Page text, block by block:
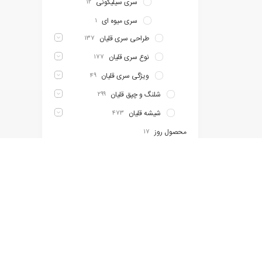
سری سیلیکونی ۱۲
سری میوه ای ۱
طراحی سری قلیان ۱۳۷
نوع سری قلیان ۱۷۷
ویژگی سری قلیان ۴۹
شلنگ و چپق قلیان ۲۹۹
شیشه قلیان ۴۷۳
محصول روز ۱۷